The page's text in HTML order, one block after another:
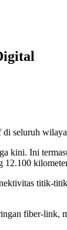
seluruh
kini. Ini
12.100
fiber-link,